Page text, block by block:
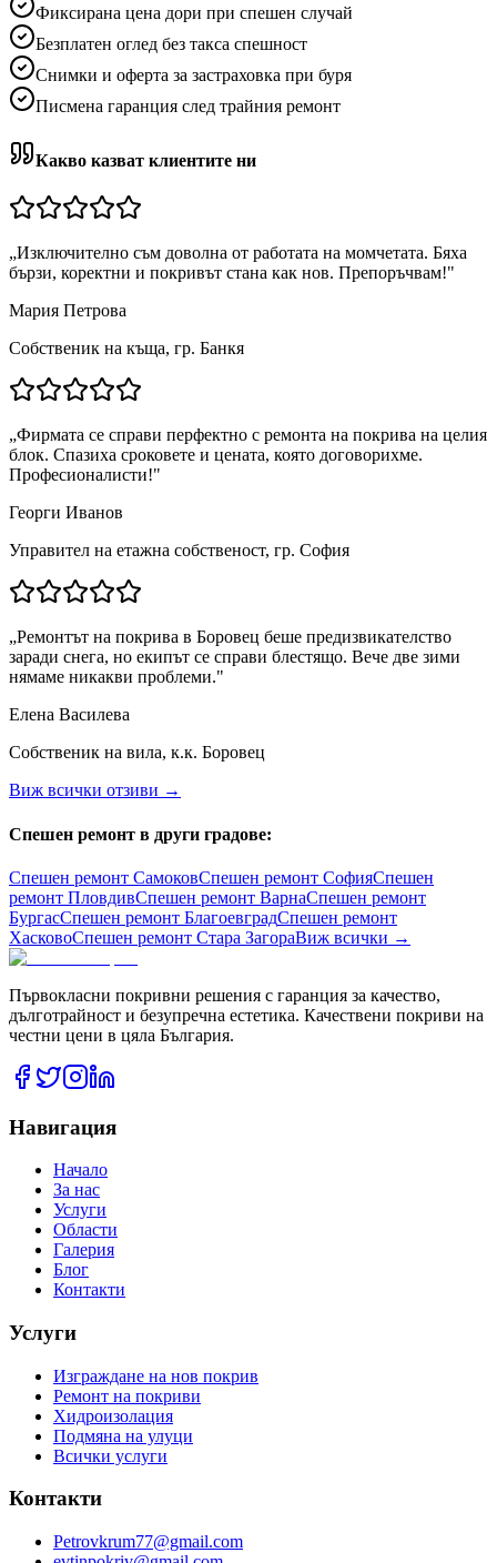
Фиксирана цена дори при спешен случай
Безплатен оглед без такса спешност
Снимки и оферта за застраховка при буря
Писмена гаранция след трайния ремонт
Какво казват клиентите ни
„Изключително съм доволна от работата на момчетата. Бяха
бързи, коректни и покривът стана как нов. Препоръчвам!"
Мария Петрова
Собственик на къща, гр. Банкя
„Фирмата се справи перфектно с ремонта на покрива на целия
блок. Спазиха сроковете и цената, която договорихме.
Професионалисти!"
Георги Иванов
Управител на етажна собственост, гр. София
„Ремонтът на покрива в Боровец беше предизвикателство
заради снега, но екипът се справи блестящо. Вече две зими
нямаме никакви проблеми."
Елена Василева
Собственик на вила, к.к. Боровец
Виж всички отзиви →
Спешен ремонт в други градове:
Спешен ремонт СамоковСпешен ремонт СофияСпешен
ремонт ПловдивСпешен ремонт ВарнаСпешен ремонт
БургасСпешен ремонт БлагоевградСпешен ремонт
ХасковоСпешен ремонт Стара ЗагораВиж всички →
Първокласни покривни решения с гаранция за качество,
дълготрайност и безупречна естетика. Качествени покриви на
честни цени в цяла България.
Навигация
Начало
За нас
Услуги
Области
Галерия
Блог
Контакти
Услуги
Изграждане на нов покрив
Ремонт на покриви
Хидроизолация
Подмяна на улуци
Всички услуги
Контакти
Petrovkrum77@gmail.com